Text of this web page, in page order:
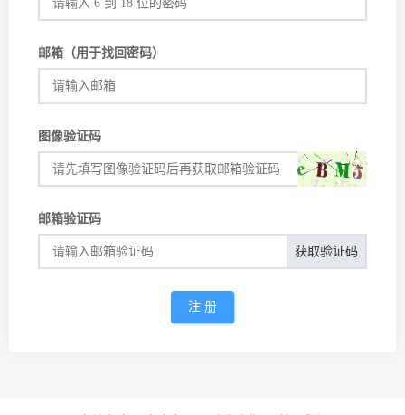
邮箱（用于找回密码）
图像验证码
邮箱验证码
获取验证码
注 册